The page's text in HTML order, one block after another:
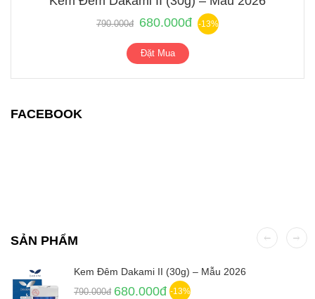
790.000đ 680.000đ -13%
Đặt Mua
FACEBOOK
SẢN PHẨM
Kem Đêm Dakami II (30g) – Mẫu 2026
790.000đ 680.000đ -13%